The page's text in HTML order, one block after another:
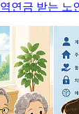
연금 받는 노